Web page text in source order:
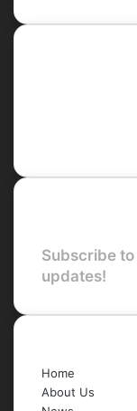
Subscribe
updates!
Home
About Us